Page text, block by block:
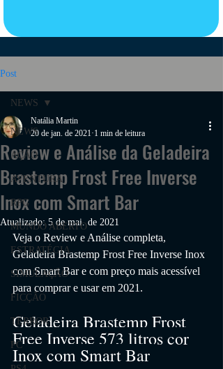
Post
NEWS
AÇÃO
AVENTURA
RPG
MUNDO ABERTO
ESTRATÉGIA
SIMULAÇÃO
FICÇÃO
TERROR
PC
NEWS
Review e Análise da Geladeira
Brastemp Frost Free Inverse
Inox com Smart Bar
Natália Martin
20 de jan. de 2021 1 min de leitura
Atualizado: 5 de mai. de 2021
Veja o Review e Análise completa,
Geladeira Brastemp Frost Free Inverse Inox
com Smart Bar e com preço mais acessível
para comprar e usar em 2021.
Geladeira Brastemp Frost
Free Inverse 573 litros cor
Inox com Smart Bar